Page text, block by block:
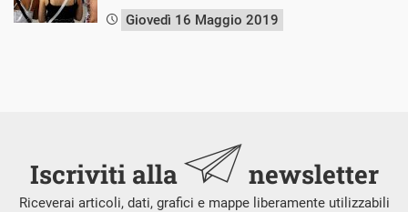
Giovedì 16 Maggio 2019
Iscriviti alla newsletter
Riceverai articoli, dati, grafici e mappe liberamente utilizzabili